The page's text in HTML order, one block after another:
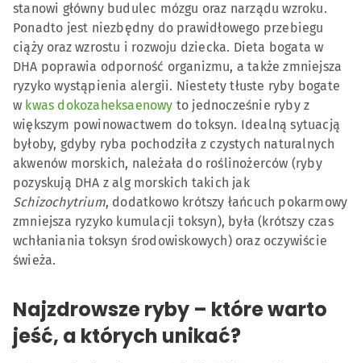
stanowi główny budulec mózgu oraz narządu wzroku.
Ponadto jest niezbędny do prawidłowego przebiegu
ciąży oraz wzrostu i rozwoju dziecka. Dieta bogata w
DHA poprawia odporność organizmu, a także zmniejsza
ryzyko wystąpienia alergii. Niestety tłuste ryby bogate
w kwas dokozaheksaenowy to jednocześnie ryby z
większym powinowactwem do toksyn. Idealną sytuacją
byłoby, gdyby ryba pochodziła z czystych naturalnych
akwenów morskich, należała do roślinożerców (ryby
pozyskują DHA z alg morskich takich jak
Schizochytrium, dodatkowo krótszy łańcuch pokarmowy
zmniejsza ryzyko kumulacji toksyn), była (krótszy czas
wchłaniania toksyn środowiskowych) oraz oczywiście
świeża.
Najzdrowsze ryby – które warto
jeść, a których unikać?